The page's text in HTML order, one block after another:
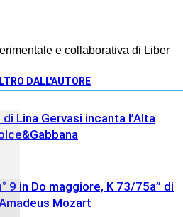
e collaborativa di Liber
DALL'AUTORE
Lina Gervasi incanta l’Alta
9 in Do maggiore, K 73/75a” di
Mozart